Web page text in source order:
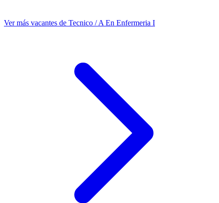
Ver más vacantes de Tecnico / A En Enfermeria I